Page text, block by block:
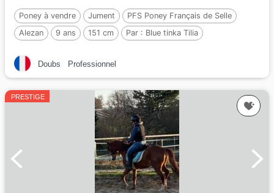
Poney à vendre Jument
PFS Poney Français de Selle
Alezan
9 ans 151 cm Par : Blue tinka Tilia
Doubs Professionnel
PRESTIGE